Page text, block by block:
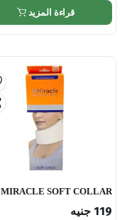
قراءة المزيد
MIRACLE SOFT COLLAR
119 جنيه